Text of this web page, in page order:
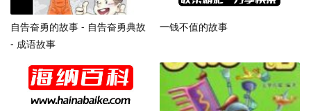
自告奋勇的故事 - 自告奋勇典故
- 成语故事
一钱不值的故事